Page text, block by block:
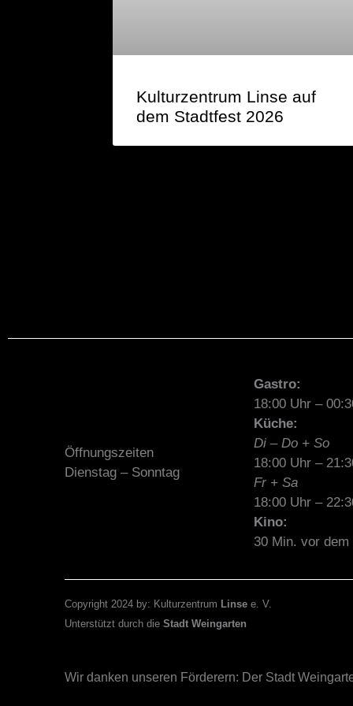
Kulturzentrum Linse auf
dem Stadtfest 2026
Öffnungszeiten
Dienstag – Sonntag
Gastro:
18:00 Uhr –
Küche:
Di – Do + So
18:00 Uhr –
Fr + Sa
18:00 Uhr –
Kino:
30 Min. vor
Copyright 2024 by: Kulturzentrum Linse e. V.
Unterstützt durch die Stadt Weingarten
Wir danken unseren Förderern: Der Stadt